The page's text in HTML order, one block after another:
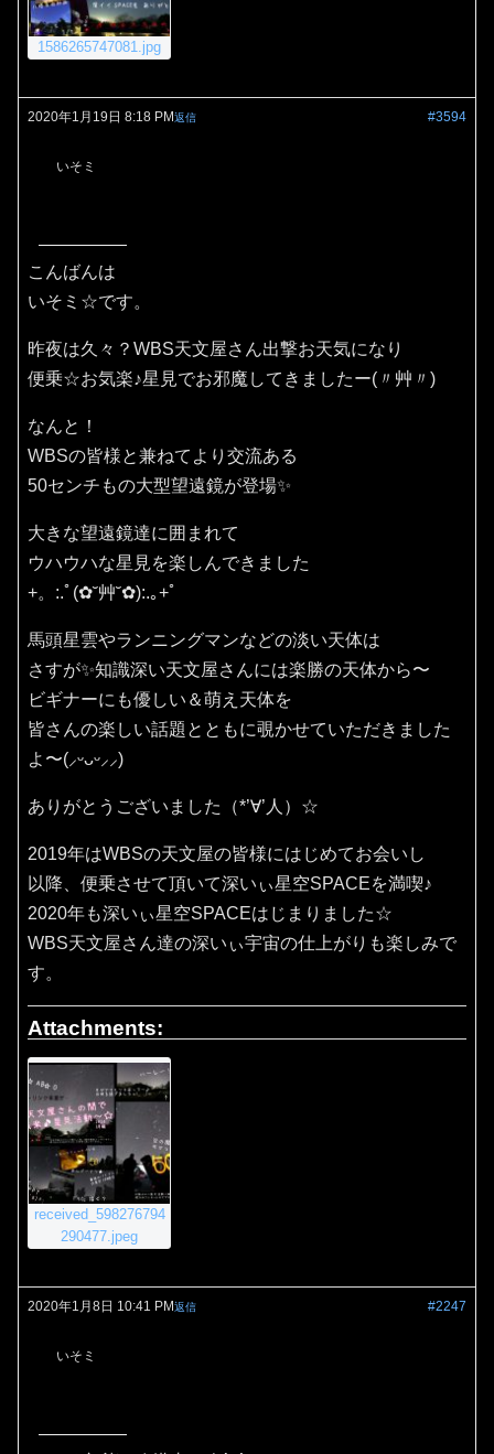
1586265747081.jpg
2020年1月19日 8:18 PM #3594
返信
いそミ
こんばんは
いそミ☆です。
昨夜は久々？WBS天文屋さん出撃お天気になり
便乗☆お気楽♪星見でお邪魔してきましたー(〃艸〃)
なんと！
WBSの皆様と兼ねてより交流ある
50センチもの大型望遠鏡が登場✨
大きな望遠鏡達に囲まれて
ウハウハな星見を楽しんできました
+。:.ﾟ(✿˘艸˘✿):.｡+ﾟ
馬頭星雲やランニングマンなどの淡い天体は
さすが✨知識深い天文屋さんには楽勝の天体から〜
ビギナーにも優しい＆萌え天体を
皆さんの楽しい話題とともに覗かせていただきました
よ〜(⸝ᵕᴗᵕ⸝⸝)
ありがとうございました（*’∀’人）☆
2019年はWBSの天文屋の皆様にはじめてお会いし
以降、便乗させて頂いて深いぃ星空SPACEを満喫♪
2020年も深いぃ星空SPACEはじまりました☆
WBS天文屋さん達の深いぃ宇宙の仕上がりも楽しみで
す。
Attachments:
received_598276794
290477.jpeg
2020年1月8日 10:41 PM #2247
返信
いそミ